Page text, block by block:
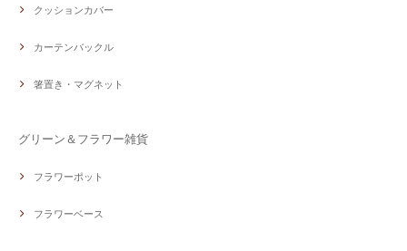
クッションカバー
カーテンバックル
箸置き・マグネット
グリーン＆フラワー雑貨
フラワーポット
フラワーベース